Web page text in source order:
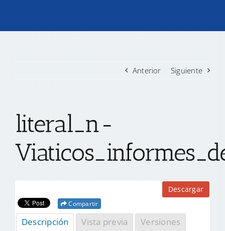
TRANSPARENCIA
CONTACTO
Anterior Siguiente
literal_n-
Descargar
Compartir
Descripción Vista previa Versiones